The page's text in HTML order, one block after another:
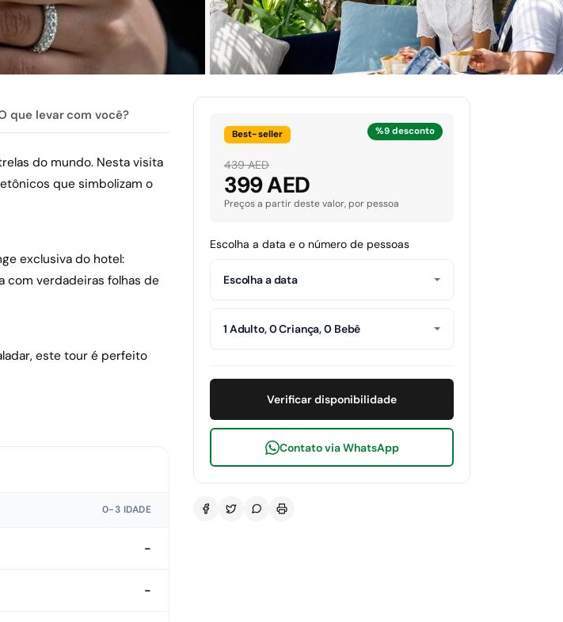
que levar com você?
do mundo. Nesta visita
que simbolizam o
exclusiva do hotel:
com verdadeiras folhas de
este tour é perfeito
0-3 IDADE
-
-
%9 desconto
Best-seller
439 AED
399 AED
Preços a partir deste valor, por pessoa
Escolha a data e o número de pessoas
Escolha a data
1 Adulto, 0 Criança, 0 Bebê
Verificar disponibilidade
Contato via WhatsApp